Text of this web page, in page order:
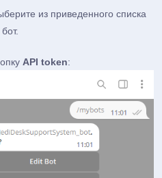
из приведенного списка
API token: